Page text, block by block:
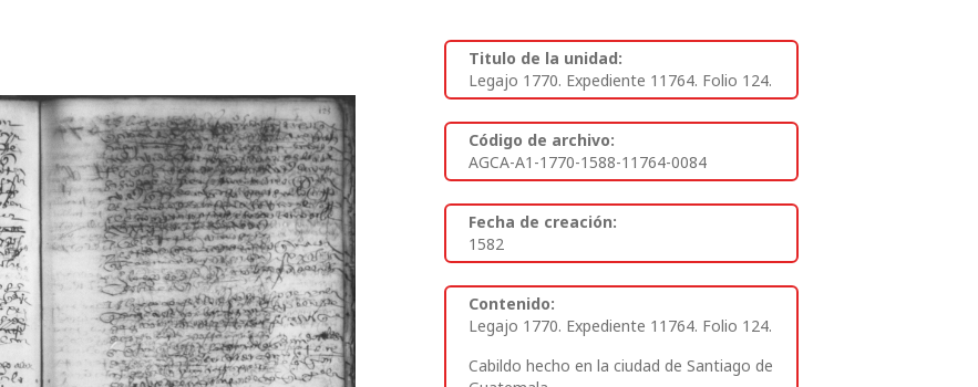
Titulo de la unidad:
Legajo 1770. Expediente 11764. Folio 124.
Código de archivo:
AGCA-A1-1770-1588-11764-0084
Fecha de creación:
1582
Contenido:
Legajo 1770. Expediente 11764. Folio 124.
Cabildo hecho en la ciudad de Santiago de